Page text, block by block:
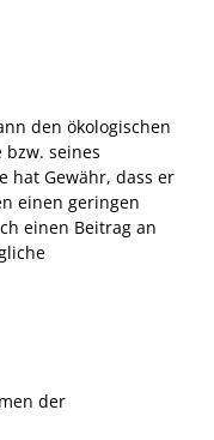
den ökologischen
seines
hat Gewähr, dass er
einen geringen
einen Beitrag an
der